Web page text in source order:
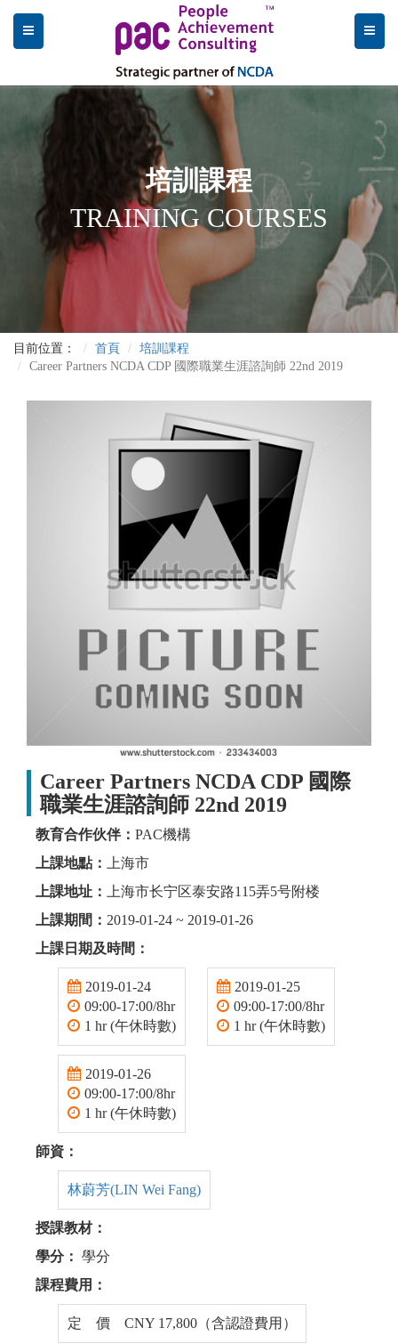
培訓課程
TRAINING COURSES
目前位置： 首頁
培訓課程
Career Partners NCDA CDP 國際職業生涯諮詢師 22nd 2019
Career Partners NCDA CDP 國際
職業生涯諮詢師 22nd 2019
教育合作伙伴： PAC機構
上課地點：
上海市
上課地址：
上海市长宁区泰安路115弄5号附楼
上課期間： 2019-01-24 ~ 2019-01-26
上課日期及時間：
2019-01-24
09:00-17:00/8hr
1 hr (午休時數)
2019-01-25
09:00-17:00/8hr
1 hr (午休時數)
2019-01-26
09:00-17:00/8hr
1 hr (午休時數)
師資：
林蔚芳(LIN Wei Fang)
授課教材：
學分： 學分
課程費用：
定 價 CNY 17,800（含認證費用）